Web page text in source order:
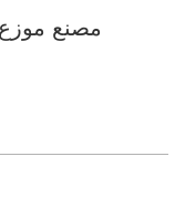
مصنع